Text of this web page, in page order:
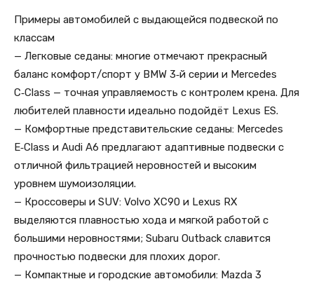
Примеры автомобилей с выдающейся подвеской по
классам
— Легковые седаны: многие отмечают прекрасный
баланс комфорт/спорт у BMW 3‑й серии и Mercedes
C‑Class — точная управляемость с контролем крена. Для
любителей плавности идеально подойдёт Lexus ES.
— Комфортные представительские седаны: Mercedes
E‑Class и Audi A6 предлагают адаптивные подвески с
отличной фильтрацией неровностей и высоким
уровнем шумоизоляции.
— Кроссоверы и SUV: Volvo XC90 и Lexus RX
выделяются плавностью хода и мягкой работой с
большими неровностями; Subaru Outback славится
прочностью подвески для плохих дорог.
— Компактные и городские автомобили: Mazda 3